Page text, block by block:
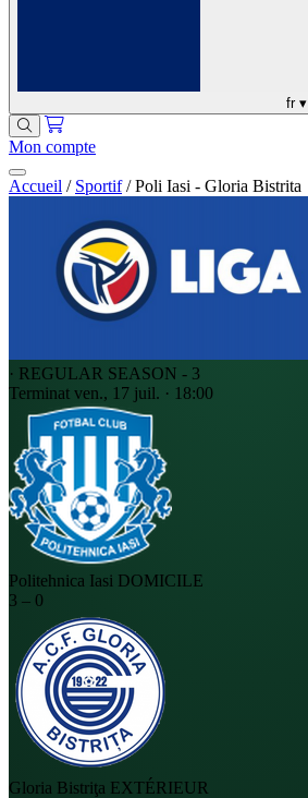
fr ▾
Mon compte
Accueil / Sportif / Poli Iasi - Gloria Bistrita
· REGULAR SEASON - 3
Terminat ven., 17 juil. · 18:00
Politehnica Iasi DOMICILE
3 – 0
Gloria Bistriţa EXTÉRIEUR